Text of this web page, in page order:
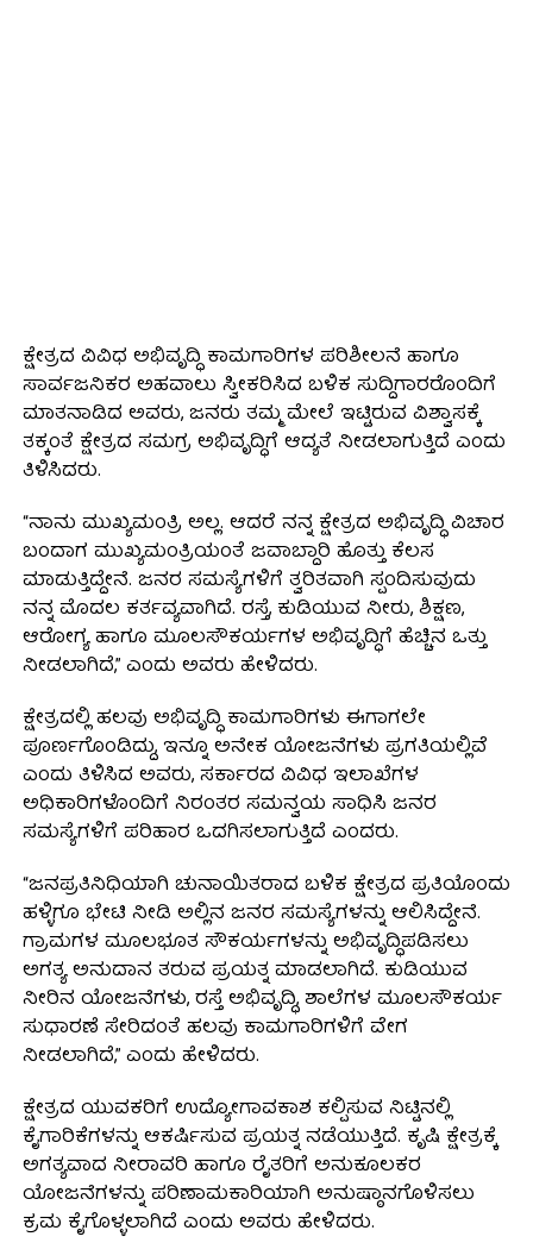
ಕ್ಷೇತ್ರದ ವಿವಿಧ ಅಭಿವೃದ್ಧಿ ಕಾಮಗಾರಿಗಳ ಪರಿಶೀಲನೆ ಹಾಗೂ
ಸಾರ್ವಜನಿಕರ ಅಹವಾಲು ಸ್ವೀಕರಿಸಿದ ಬಳಿಕ ಸುದ್ದಿಗಾರರೊಂದಿಗೆ
ಮಾತನಾಡಿದ ಅವರು, ಜನರು ತಮ್ಮ ಮೇಲೆ ಇಟ್ಟಿರುವ ವಿಶ್ವಾಸಕ್ಕೆ
ತಕ್ಕಂತೆ ಕ್ಷೇತ್ರದ ಸಮಗ್ರ ಅಭಿವೃದ್ಧಿಗೆ ಆದ್ಯತೆ ನೀಡಲಾಗುತ್ತಿದೆ ಎಂದು
ತಿಳಿಸಿದರು.
“ನಾನು ಮುಖ್ಯಮಂತ್ರಿ ಅಲ್ಲ. ಆದರೆ ನನ್ನ ಕ್ಷೇತ್ರದ ಅಭಿವೃದ್ಧಿ ವಿಚಾರ
ಬಂದಾಗ ಮುಖ್ಯಮಂತ್ರಿಯಂತೆ ಜವಾಬ್ದಾರಿ ಹೊತ್ತು ಕೆಲಸ
ಮಾಡುತ್ತಿದ್ದೇನೆ. ಜನರ ಸಮಸ್ಯೆಗಳಿಗೆ ತ್ವರಿತವಾಗಿ ಸ್ಪಂದಿಸುವುದು
ನನ್ನ ಮೊದಲ ಕರ್ತವ್ಯವಾಗಿದೆ. ರಸ್ತೆ, ಕುಡಿಯುವ ನೀರು, ಶಿಕ್ಷಣ,
ಆರೋಗ್ಯ ಹಾಗೂ ಮೂಲಸೌಕರ್ಯಗಳ ಅಭಿವೃದ್ಧಿಗೆ ಹೆಚ್ಚಿನ ಒತ್ತು
ನೀಡಲಾಗಿದೆ,” ಎಂದು ಅವರು ಹೇಳಿದರು.
ಕ್ಷೇತ್ರದಲ್ಲಿ ಹಲವು ಅಭಿವೃದ್ಧಿ ಕಾಮಗಾರಿಗಳು ಈಗಾಗಲೇ
ಪೂರ್ಣಗೊಂಡಿದ್ದು, ಇನ್ನೂ ಅನೇಕ ಯೋಜನೆಗಳು ಪ್ರಗತಿಯಲ್ಲಿವೆ
ಎಂದು ತಿಳಿಸಿದ ಅವರು, ಸರ್ಕಾರದ ವಿವಿಧ ಇಲಾಖೆಗಳ
ಅಧಿಕಾರಿಗಳೊಂದಿಗೆ ನಿರಂತರ ಸಮನ್ವಯ ಸಾಧಿಸಿ ಜನರ
ಸಮಸ್ಯೆಗಳಿಗೆ ಪರಿಹಾರ ಒದಗಿಸಲಾಗುತ್ತಿದೆ ಎಂದರು.
“ಜನಪ್ರತಿನಿಧಿಯಾಗಿ ಚುನಾಯಿತರಾದ ಬಳಿಕ ಕ್ಷೇತ್ರದ ಪ್ರತಿಯೊಂದು
ಹಳ್ಳಿಗೂ ಭೇಟಿ ನೀಡಿ ಅಲ್ಲಿನ ಜನರ ಸಮಸ್ಯೆಗಳನ್ನು ಆಲಿಸಿದ್ದೇನೆ.
ಗ್ರಾಮಗಳ ಮೂಲಭೂತ ಸೌಕರ್ಯಗಳನ್ನು ಅಭಿವೃದ್ಧಿಪಡಿಸಲು
ಅಗತ್ಯ ಅನುದಾನ ತರುವ ಪ್ರಯತ್ನ ಮಾಡಲಾಗಿದೆ. ಕುಡಿಯುವ
ನೀರಿನ ಯೋಜನೆಗಳು, ರಸ್ತೆ ಅಭಿವೃದ್ಧಿ, ಶಾಲೆಗಳ ಮೂಲಸೌಕರ್ಯ
ಸುಧಾರಣೆ ಸೇರಿದಂತೆ ಹಲವು ಕಾಮಗಾರಿಗಳಿಗೆ ವೇಗ
ನೀಡಲಾಗಿದೆ,” ಎಂದು ಹೇಳಿದರು.
ಕ್ಷೇತ್ರದ ಯುವಕರಿಗೆ ಉದ್ಯೋಗಾವಕಾಶ ಕಲ್ಪಿಸುವ ನಿಟ್ಟಿನಲ್ಲಿ
ಕೈಗಾರಿಕೆಗಳನ್ನು ಆಕರ್ಷಿಸುವ ಪ್ರಯತ್ನ ನಡೆಯುತ್ತಿದೆ. ಕೃಷಿ ಕ್ಷೇತ್ರಕ್ಕೆ
ಅಗತ್ಯವಾದ ನೀರಾವರಿ ಹಾಗೂ ರೈತರಿಗೆ ಅನುಕೂಲಕರ
ಯೋಜನೆಗಳನ್ನು ಪರಿಣಾಮಕಾರಿಯಾಗಿ ಅನುಷ್ಠಾನಗೊಳಿಸಲು
ಕ್ರಮ ಕೈಗೊಳ್ಳಲಾಗಿದೆ ಎಂದು ಅವರು ಹೇಳಿದರು.